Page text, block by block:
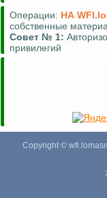
Операции: НА
собственные
Совет № 1:
привилегий
Copyright ©